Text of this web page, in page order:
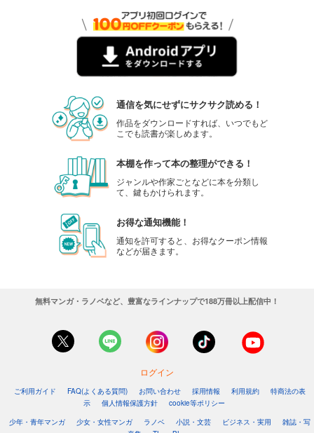
通信を気にせずにサクサク読める！
作品をダウンロードすれば、いつでもど
こでも読書が楽しめます。
本棚を作って本の整理ができる！
ジャンルや作家ごとなどに本を分類し
て、鍵もかけられます。
お得な通知機能！
通知を許可すると、お得なクーポン情報
などが届きます。
無料マンガ・ラノベなど、豊富なラインナップで188万冊以上配信中！
ログイン
ご利用ガイド FAQ(よくある質問) お問い合わせ 採用情報 利用規約
特商法の表
示
個人情報保護方針
cookie等ポリシー
少年・青年マンガ
少女・女性マンガ ラノベ 小説・文芸 ビジネス・実用
雑誌・写